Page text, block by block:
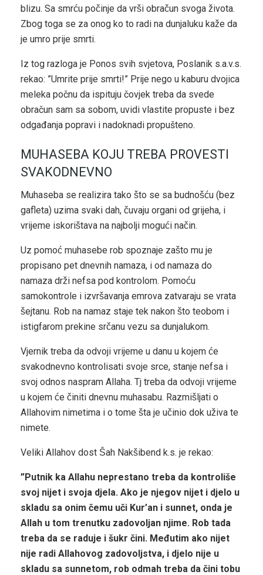
blizu. Sa smrću počinje da vrši obračun svoga života.
Zbog toga se za onog ko to radi na dunjaluku kaže da
je umro prije smrti.
Iz tog razloga je Ponos svih svjetova, Poslanik s.a.v.s.
rekao: ”Umrite prije smrti!” Prije nego u kaburu dvojica
meleka počnu da ispituju čovjek treba da svede
obračun sam sa sobom, uvidi vlastite propuste i bez
odgađanja popravi i nadoknadi propušteno.
MUHASEBA KOJU TREBA PROVESTI
SVAKODNEVNO
Muhaseba se realizira tako što se sa budnošću (bez
gafleta) uzima svaki dah, čuvaju organi od grijeha, i
vrijeme iskorištava na najbolji mogući način.
Uz pomoć muhasebe rob spoznaje zašto mu je
propisano pet dnevnih namaza, i od namaza do
namaza drži nefsa pod kontrolom. Pomoću
samokontrole i izvršavanja emrova zatvaraju se vrata
šejtanu. Rob na namaz staje tek nakon što teobom i
istigfarom prekine srčanu vezu sa dunjalukom.
Vjernik treba da odvoji vrijeme u danu u kojem će
svakodnevno kontrolisati svoje srce, stanje nefsa i
svoj odnos naspram Allaha. Tj treba da odvoji vrijeme
u kojem će činiti dnevnu muhasabu. Razmišljati o
Allahovim nimetima i o tome šta je učinio dok uživa te
nimete.
Veliki Allahov dost Šah Nakšibend k.s. je rekao:
”Putnik ka Allahu neprestano treba da kontroliše
svoj nijet i svoja djela. Ako je njegov nijet i djelo u
skladu sa onim čemu uči Kur’an i sunnet, onda je
Allah u tom trenutku zadovoljan njime. Rob tada
treba da se raduje i šukr čini. Međutim ako nijet
nije radi Allahovog zadovoljstva, i djelo nije u
skladu sa sunnetom, rob odmah treba da čini tobu